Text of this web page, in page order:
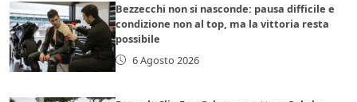
Bezzecchi non si nasconde: pausa difficile e
condizione non al top, ma la vittoria resta
possibile
6 Agosto 2026